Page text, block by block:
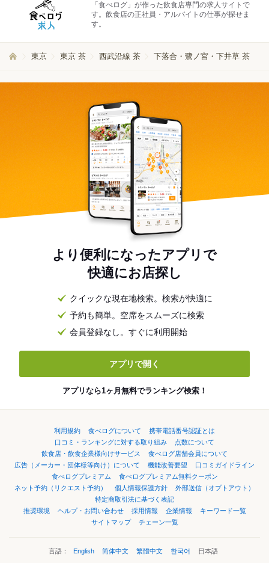
「食べログ」が作った飲食店専門の求人サイトで
す。飲食店の正社員・アルバイトの仕事が探せま
す。
東京 東京 茶 西武沿線 茶 下落合・鷺ノ宮・下井草 茶
より便利になったアプリで
快適にお店探し
クイックな現在地検索。検索が快適に
予約も簡単。空席をスムーズに検索
会員登録なし。すぐに利用開始
アプリで開く
アプリなら1ヶ月無料でランキング検索！
利用規約 食べログについて
携帯電話番号認証とは
口コミ・ランキングに対する取り組み
点数について
飲食店・飲食企業様向けサービス
食べログ店舗会員について
広告（メーカー・団体様等向け）について
機能改善要望
口コミガイドライン
食べログプレミアム
食べログプレミアム無料クーポン
ネット予約（リクエスト予約）
個人情報保護方針
外部送信（オプトアウト）
特定商取引法に基づく表記
推奨環境
ヘルプ・お問い合わせ 採用情報 企業情報
キーワード一覧
サイトマップ
チェーン一覧
言語： English 简体中文 繁體中文 한국어 日本語